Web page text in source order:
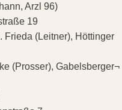
Arzl 96)
19
(Leitner), Höttinger
(Prosser), Gabelsberger¬